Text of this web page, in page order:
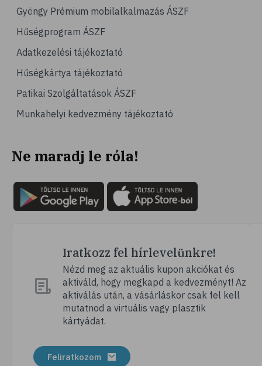
# vérnyomásmérés
# kardiológia
# kardiovaszkuláris betegségek
# szív- és érrendszer
# vérnyomás
# mozgás
# pszichológia
# hátfájás
# vérnyomáscsökkentés
# megfázás
# influenza
# fertőző betegségek
# köhögés
Gyöngy Prémium mobilalkalmazás ÁSZF
Hűségprogram ÁSZF
Adatkezelési tájékoztató
Hűségkártya tájékoztató
Patikai Szolgáltatások ÁSZF
Munkahelyi kedvezmény tájékoztató
Ne maradj le róla!
Iratkozz fel hírlevelünkre!
Nézd meg az aktuális kupon akciókat és
aktiváld, hogy megkapd a kedvezményt! Az
aktiválás után, a vásárláskor csak fel kell
mutatnod a virtuális vagy plasztik
kártyádat.
Feliratkozom